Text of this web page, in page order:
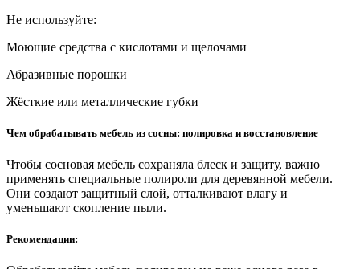
Не используйте:
Моющие средства с кислотами и щелочами
Абразивные порошки
Жёсткие или металлические губки
Чем обрабатывать мебель из сосны: полировка и восстановление
Чтобы сосновая мебель сохраняла блеск и защиту, важно
применять специальные полироли для деревянной мебели.
Они создают защитный слой, отталкивают влагу и
уменьшают скопление пыли.
Рекомендации: